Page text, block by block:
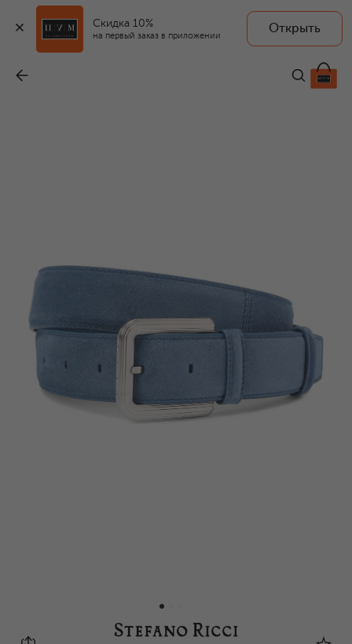
Скидка 10%
на первый заказ в приложении
Открыть
110 000 ₽